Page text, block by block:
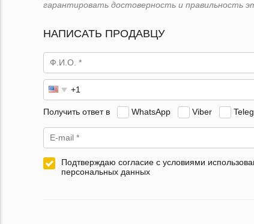
гарантировать достоверность и правильность
НАПИСАТЬ ПРОДАВЦУ
Получить ответ в WhatsApp Viber
Подтверждаю согласие с условиями
персональных данных